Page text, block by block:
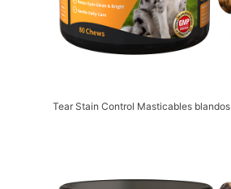
Tear Stain Control Masticables blandos